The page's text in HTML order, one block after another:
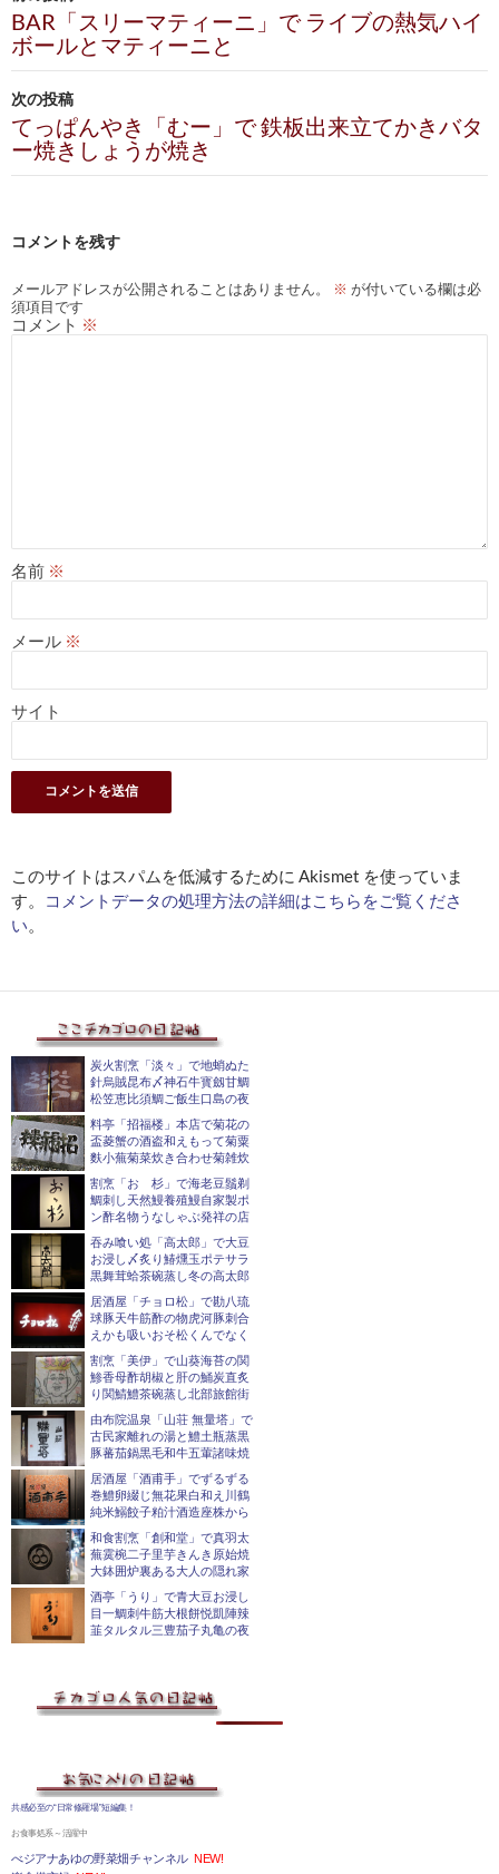
稿
ナ
ビ
ゲ
ー
ョ
ン
BAR「スリーマティーニ」で ライブの熱気ハイ
ボールとマティーニと
次の投稿
てっぱんやき「むー」で 鉄板出来立てかきバタ
ー焼きしょうが焼き
コメントを残す
メールアドレスが公開されることはありません。 ※ が付いている欄は必
須項目です
コメント ※
名前 ※
メール ※
サイト
このサイトはスパムを低減するために Akismet を使っていま
す。
コメントデータの処理方法の詳細はこちらをご覧くださ
い。
炭火割烹「淡々」で地蛸ぬた
針烏賊昆布〆神石牛寳劔甘鯛
松笠恵比須鯛ご飯生口島の夜
料亭「招福楼」本店で菊花の
盃菱蟹の酒盗和えもって菊粟
麩小蕪菊菜炊き合わせ菊雑炊
割烹「おゝ杉」で海老豆鬚剃
鯛刺し天然鰻養殖鰻自家製ポ
ン酢名物うなしゃぶ発祥の店
吞み喰い処「高太郎」で大豆
お浸し〆炙り鰆燻玉ポテサラ
黒舞茸蛤茶碗蒸し冬の高太郎
居酒屋「チョロ松」で勘八琉
球豚天牛筋酢の物虎河豚刺合
えかも吸いおそ松くんでなく
割烹「美伊」で山葵海苔の関
鯵香母酢胡椒と肝の鯒炭直炙
り関鯖鱧茶碗蒸し北部旅館街
由布院温泉「山荘 無量塔」で
古民家離れの湯と鱧土瓶蒸黒
豚蕃茄鍋黒毛和牛五葷諸味焼
居酒屋「酒甫手」でずるずる
巻鱧卵綴じ無花果白和え川鶴
純米鰯餃子粕汁酒造座株から
和食割烹「創和堂」で真羽太
蕪霙椀二子里芋きんき原始焼
大鉢囲炉裏ある大人の隠れ家
酒亭「うり」で青大豆お浸し
目一鯛刺牛筋大根餅悦凱陣辣
韮タルタル三豊茄子丸亀の夜
共感必至の“日常修羅場”短編集！
お食事処系～活躍中
べジアナあゆの野菜畑チャンネル NEW!